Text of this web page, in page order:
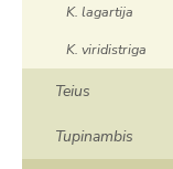
K. lagartija
K. viridistriga
Teius
Tupinambis